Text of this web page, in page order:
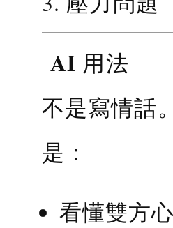
AI 用法
不是寫情話。
是：
看懂雙方